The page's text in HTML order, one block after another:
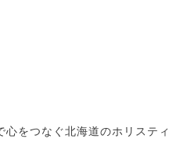
心をつなぐ北海道のホリステ